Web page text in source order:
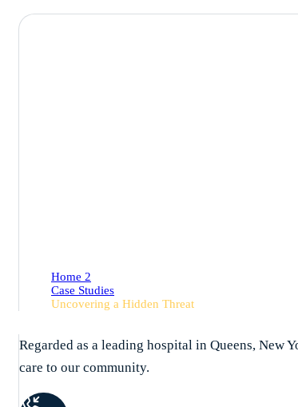
Home 2
Case Studies
Uncovering a Hidden Threat
Regarded as a leading hospital in Queens, New
care to our community.